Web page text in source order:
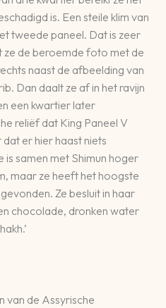
is. Een steile klim van
tweede paneel. Dat is zeer
ze de beroemde foto met de
naast de afbeelding van
Dan daalt ze af in het ravijn
een kwartier later
reliëf dat King Paneel V
er hier haast niets
is samen met Shimun hoger
maar ze heeft het hoogste
Ze besluit in haar
chocolade, dronken water
van de Assyrische